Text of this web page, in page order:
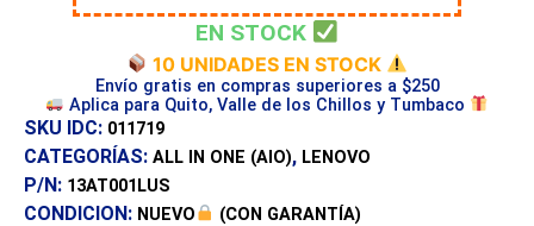
EN STOCK
10 UNIDADES EN STOCK
Envío gratis en compras superiores a $250
Aplica para Quito, Valle de los Chillos y Tumbaco
SKU IDC: 011719
CATEGORÍAS: ALL IN ONE (AIO), LENOVO
P/N: 13AT001LUS
CONDICION: NUEVO (CON GARANTÍA)